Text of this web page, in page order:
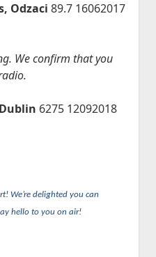
dropdown
2025 (JMN)
365 days)
Odzaci 89.7 16062017
We confirm that you
6275 12092018
We’re delighted you can
hello to you on air!